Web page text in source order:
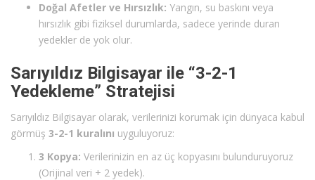
Doğal Afetler ve Hırsızlık: Yangın, su baskını veya
hırsızlık gibi fiziksel durumlarda, sadece yerinde duran
yedekler de yok olur.
Sarıyıldız Bilgisayar ile “3-2-1
Yedekleme” Stratejisi
Sarıyıldız Bilgisayar olarak, verilerinizi korumak için dünyaca kabul
görmüş 3-2-1 kuralını uyguluyoruz:
3 Kopya: Verilerinizin en az üç kopyasını bulunduruyoruz
(Orijinal veri + 2 yedek).